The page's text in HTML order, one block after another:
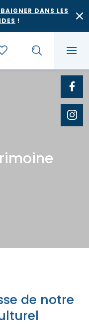
BAIGNER DANS LES
!
locauxinsolites
de notre